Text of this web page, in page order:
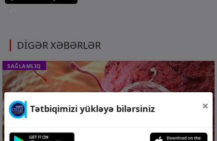
DİGƏR XƏBƏRLƏR
SAĞLAMLIQ
Tətbiqimizi yükləyə bilərsiniz ×